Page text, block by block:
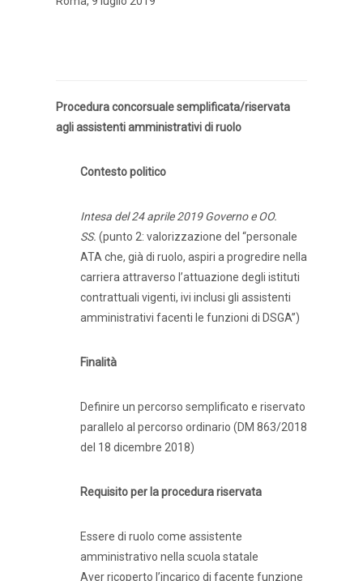
Procedura concorsuale semplificata/riservata
agli assistenti amministrativi di ruolo
Contesto politico
Intesa del 24 aprile 2019 Governo e OO.
SS. (punto 2: valorizzazione del “personale
ATA che, già di ruolo, aspiri a progredire nella
carriera attraverso l’attuazione degli istituti
contrattuali vigenti, ivi inclusi gli assistenti
amministrativi facenti le funzioni di DSGA”)
Finalità
Definire un percorso semplificato e riservato
parallelo al percorso ordinario (DM 863/2018
del 18 dicembre 2018)
Requisito per la procedura riservata
Essere di ruolo come assistente
amministrativo nella scuola statale
Aver ricoperto l’incarico di facente funzione